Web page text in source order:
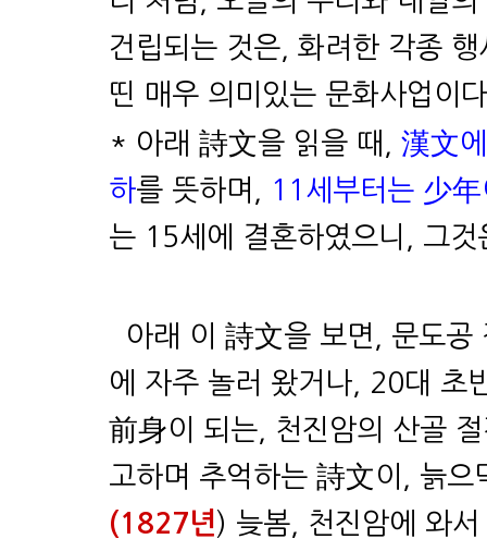
건립되는 것은, 화려한 각종
띤 매우 의미있는 문화사업이
* 아래 詩文을 읽을 때, 漢文
하를 뜻하며,
11세부터는 少
는 15세에 결혼하였으니, 그
아래 이 詩文을 보면, 문도공
에 자주 놀러 왔거나 , 20대 초
前身이 되는, 천진암의 산골
고하며 추억하는 詩文이, 늙
(1827년) 늦봄 , 천진암에 와